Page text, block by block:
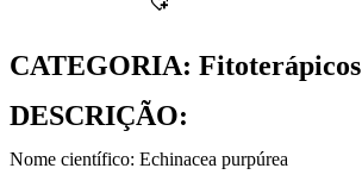
CATEGORIA: Fitoterápicos
DESCRIÇÃO:
Nome científico: Echinacea purpúrea